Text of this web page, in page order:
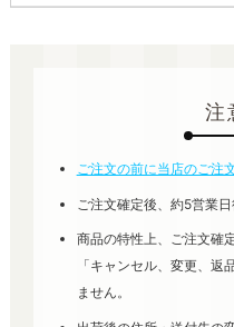
注
ご注文の前に当店のご注
ご注文確定後、約5営業日
商品の特性上、ご注文確
「キャンセル、変更、返
ません。